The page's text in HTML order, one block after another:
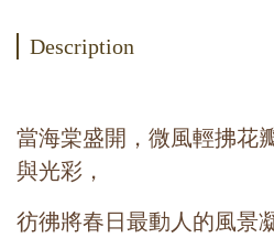
Description
當海棠盛開，微風輕拂花
與光彩，
彷彿將春日最動人的風景